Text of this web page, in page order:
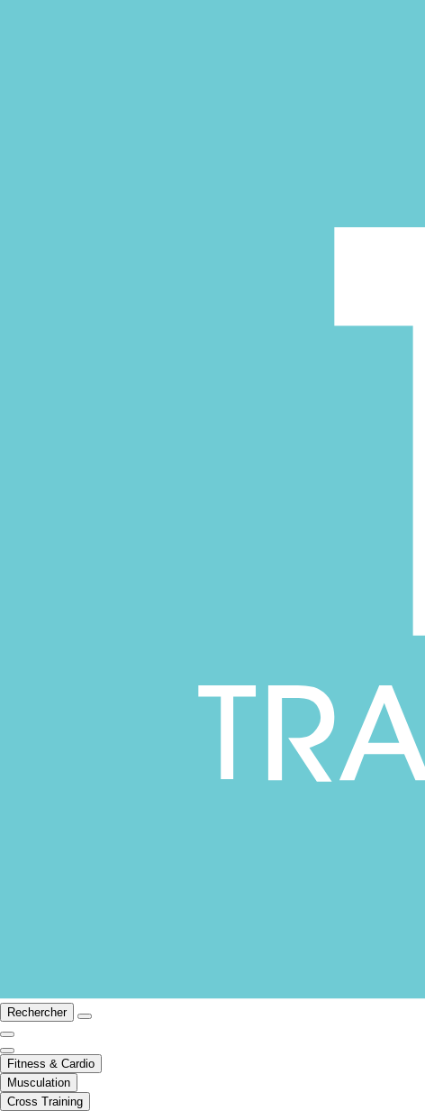
Rechercher
Fitness & Cardio
Musculation
Cross Training